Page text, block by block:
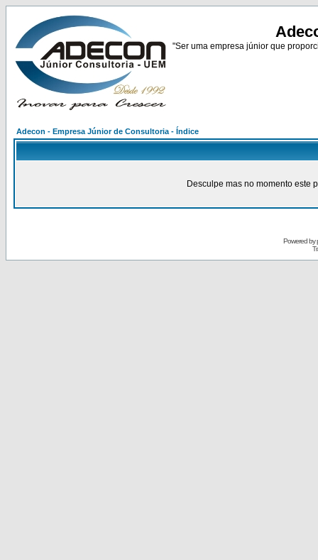
"Ser uma empresa júnior que
Adecon - Empresa Júnior de Consultoria - Índice
Desculpe mas no momento este
Powered by